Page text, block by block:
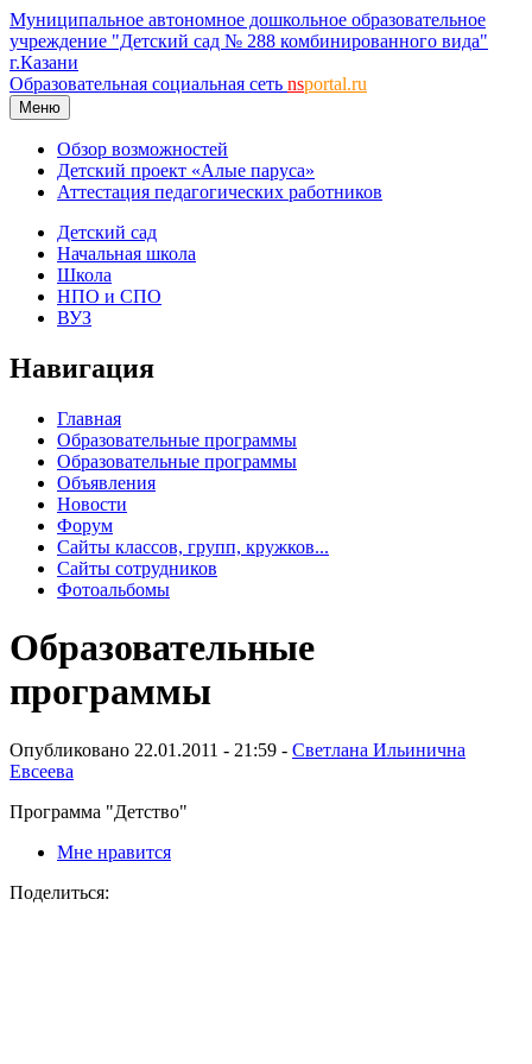
Муниципальное автономное дошкольное образовательное
учреждение "Детский сад № 288 комбинированного вида"
г.Казани
Образовательная социальная сеть nsportal.ru
Меню
Обзор возможностей
Детский проект «Алые паруса»
Аттестация педагогических работников
Детский сад
Начальная школа
Школа
НПО и СПО
ВУЗ
Навигация
Главная
Образовательные программы
Образовательные программы
Объявления
Новости
Форум
Сайты классов, групп, кружков...
Сайты сотрудников
Фотоальбомы
Образовательные
программы
Опубликовано 22.01.2011 - 21:59 - Светлана Ильинична
Евсеева
Программа "Детство"
Мне нравится
Поделиться: